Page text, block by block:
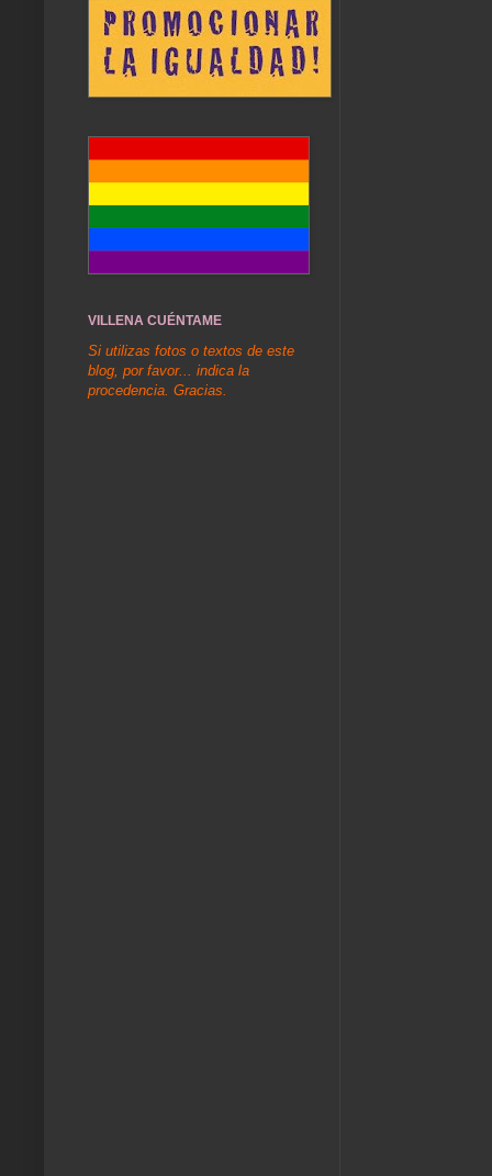
VILLENA CUÉNTAME
Si utilizas fotos o textos de este
blog, por favor... indica la
procedencia. Gracias.